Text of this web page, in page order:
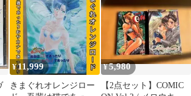
¥11,999
きまぐれオレンジロー
¥5,980
【2点セット】COMIC